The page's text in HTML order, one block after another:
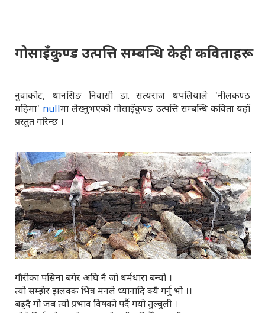
गोसाइँकुण्ड उत्पत्ति सम्बन्धि केही कविताहरू
नुवाकोट, थानसिङ निवासी डा. सत्यराज थपलियाले 'नीलकण्ठ
महिमा' nullमा लेख्नुभएको गोसाइँकुण्ड उत्पत्ति सम्बन्धि कविता यहाँ
प्रस्तुत गरिन्छ ।
गौरीका पसिना बगेर अघि नै जो धर्मधारा बन्यो ।
त्यो सम्झेर झलक्क भित्र मनले ध्यानादि क्यै गर्नु भो ।।
बढ्दै गो जब त्यो प्रभाव विषको पर्दै गयो तुल्बुली ।